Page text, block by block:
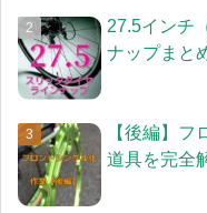
27.5インチ
ナップまと
【後編】
道具を完全